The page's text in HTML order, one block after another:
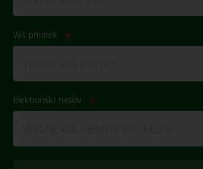
Vaš priimek
Elektronski naslov